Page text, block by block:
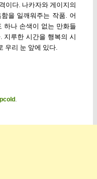
이다. 나카자와 게이지의
을 일깨워주는 작품. 어
하나 손색이 없는 만화들
지루한 시간을 행복의 시
우리 눈 앞에 있다.
.